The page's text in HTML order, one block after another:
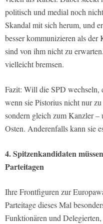
politisch und medial noch
Skandal mit sich herum, und
besser kommunizieren als
sind von ihm nicht zu
vielleicht bremsen.
Fazit: Will die SPD wechseln,
wenn sie Pistorius nicht nur
sondern gleich zum Kanzler –
Osten. Anderenfalls kann sie
4. Spitzenkandidaten
Parteitagen
Ihre Frontfiguren zur
Parteitage dieses Mal
Funktionären und